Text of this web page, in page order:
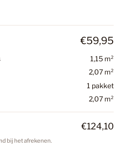
€59,95
1,15 m²
2,07 m²
1 pakket
2,07 m²
€124,10
bij het afrekenen.